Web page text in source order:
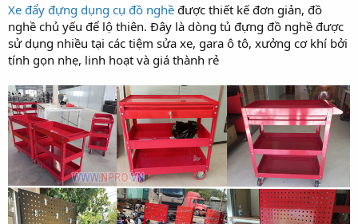
Xe đẩy đựng dụng cụ đồ nghề được thiết kế đơn giản, đồ
nghề chủ yếu để lộ thiên. Đây là dòng tủ đựng đồ nghề được
sử dụng nhiều tại các tiệm sửa xe, gara ô tô, xưởng cơ khí bởi
tính gọn nhẹ, linh hoạt và giá thành rẻ